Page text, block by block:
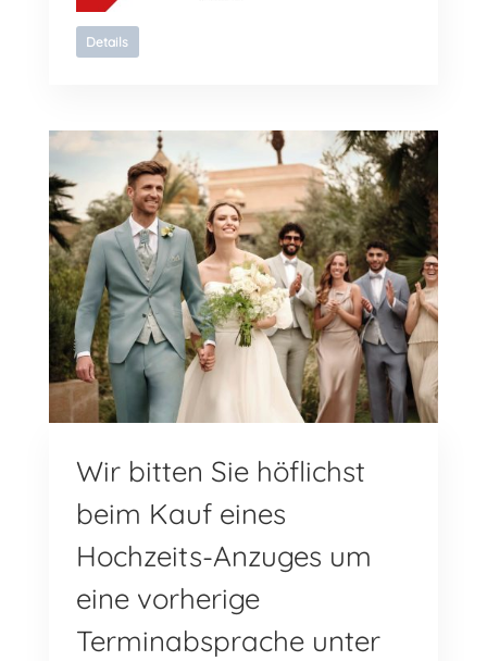
Details
Wir bitten Sie höflichst
beim Kauf eines
Hochzeits-Anzuges um
eine vorherige
Terminabsprache unter